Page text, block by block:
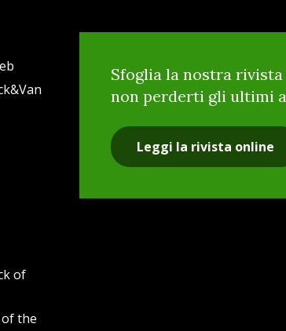
of
the
Sfoglia la nostra rivista
non perderti gli ultimi
Leggi la rivista online